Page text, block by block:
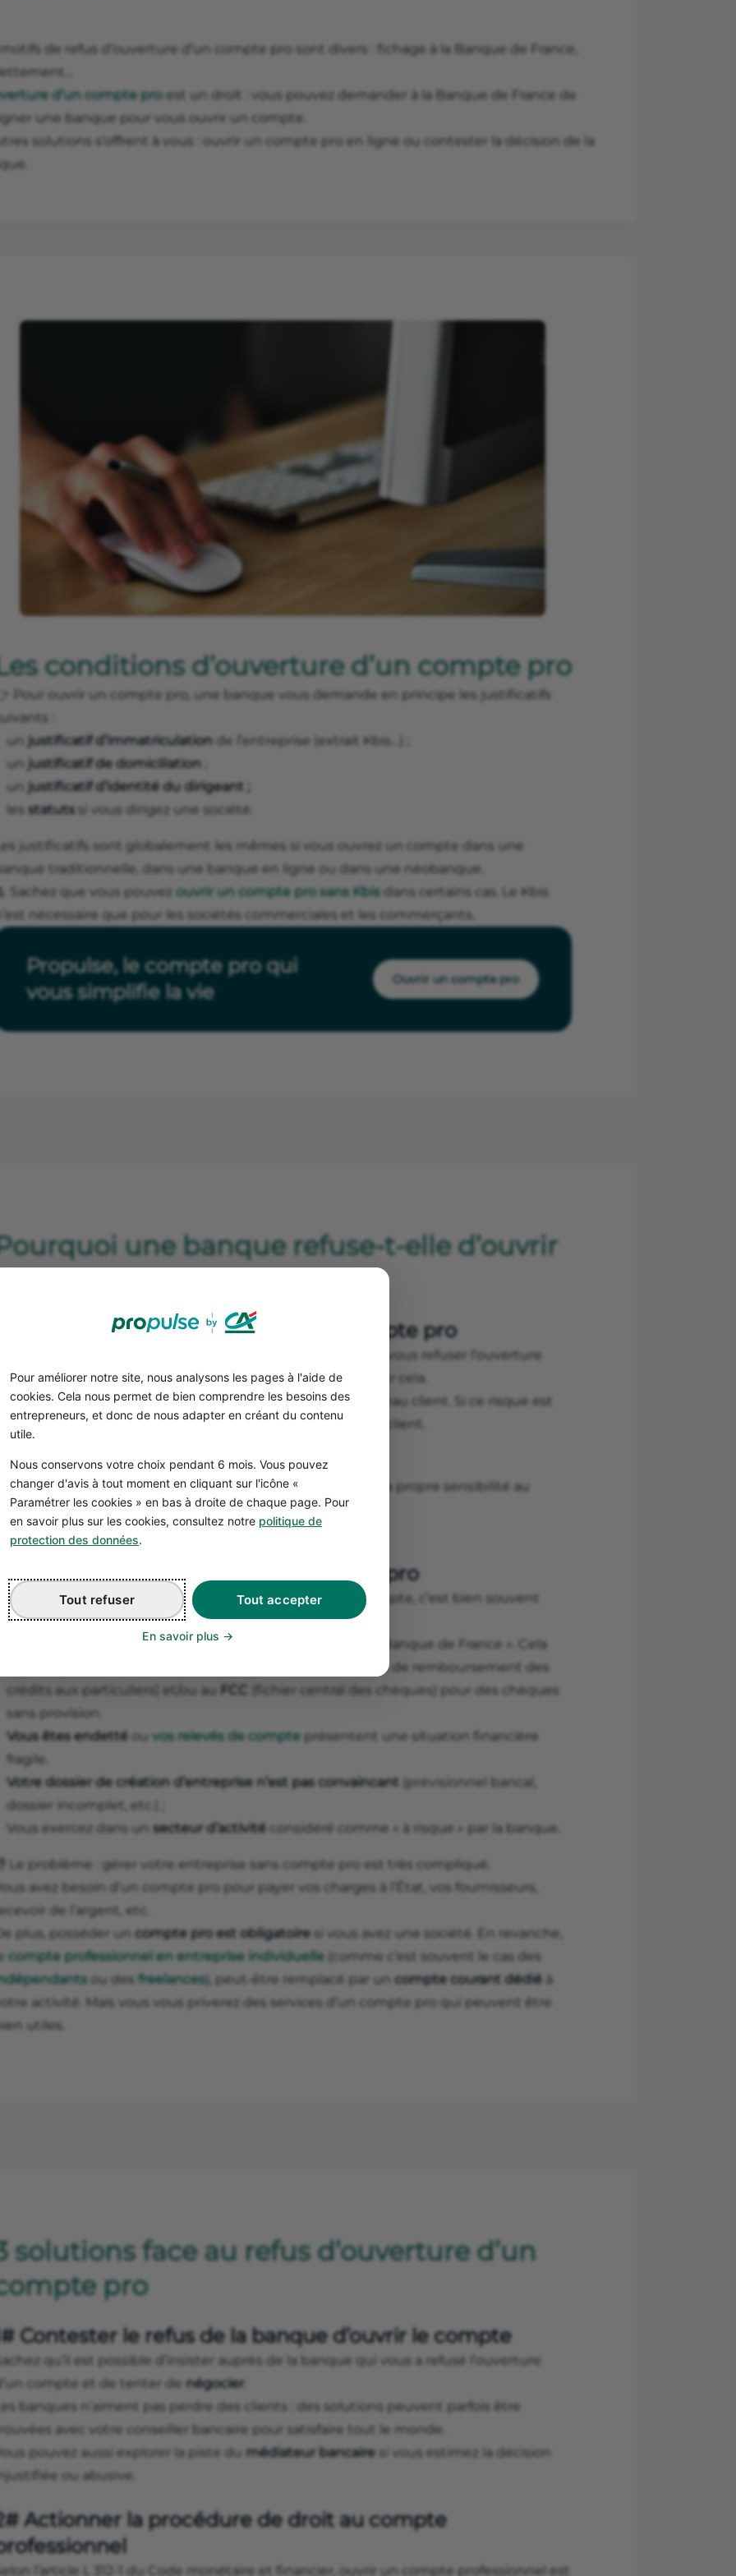
Pour améliorer notre site, nous analysons les pages à l'aide de
cookies. Cela nous permet de bien comprendre les besoins des
entrepreneurs, et donc de nous adapter en créant du contenu
utile.
Nous conservons votre choix pendant 6 mois. Vous pouvez
changer d'avis à tout moment en cliquant sur l'icône «
Paramétrer les cookies » en bas à droite de chaque page. Pour
en savoir plus sur les cookies, consultez notre politique de
protection des données.
Tout accepter
Tout refuser
En savoir plus
de refus d’ouverture d’un compte pro sont divers : fichage à la Banque de France,
d’un compte proest un droit : vous pouvez demander à la Banque de France de
une banque pour vous ouvrir un compte.
solutions s’offrent à vous : ouvrir un compte pro en ligne ou contester la décision de la
conditions d’ouverture d’un compte pro
Pour ouvrir un compte pro, une banque vous demande en principe les justificatifs
:
un justificatif d’immatriculation de l’entreprise (extrait Kbis…) ;
un justificatif de domiciliation
un justificatif d’identité du dirigeant ;
les statutssi vous dirigez une société.
justificatifs sont globalement les mêmes si vous ouvrez un compte dans une
traditionnelle, dans une banque en ligne ou dans une néobanque.
Sachez que vous pouvez ouvrir un compte pro sans Kbisdans certains cas. Le Kbis
nécessaire que pour les sociétés commerciales et les commerçants.
Propulse, le compte pro qui
vous simplifie la vie
Ouvrir un compte pro
une banque refuse-t-elle d’ouvrir
droit de refuser l’ouverture d’un compte pro
de vous refuser l’ouverture
compte. Elle n’a pas à justifier de raison particulière pour cela.
? Les banques évaluent le risque de chaque nouveau client. Si ce risque est
grand, elle préfère tout simplement ne pas accepter le client.
Bon à savoir
Chaque banque dispose de ses propres critères et de sa propre sensibilité au
risque d’insolvabilitéde ses potentiels clients.
raisons du refus d’ouvrir un compte pro
pratique, si une banque vous refuse l’ouverture d’un compte, c’est bien souvent
l’une des raisons suivantes :
interdit bancaire: en clair, vous êtes « fiché à la Banque de France ». Cela
(fichier des incidents de remboursement des
crédits aux particuliers) et/ou au FCC
(fichier central des chèques) pour des chèques
sans provision.
Vous êtes endetté ou vos relevés de compte présentent une situation financière
fragile.
Votre dossier de création d’entreprise n’est pas convaincant (prévisionnel bancal,
dossier incomplet, etc.) ;
Vous exercez dans un secteur d’activité considéré comme « à risque » par la banque.
Le problème : gérer votre entreprise sans compte pro est très compliqué.
avez besoin d’un compte pro pour payer vos charges à l’État, vos fournisseurs,
de l’argent, etc.
plus, posséder un compte pro est obligatoire si vous avez une société. En revanche,
compte professionnel en entreprise individuelle (comme c’est souvent le cas des
ou des freelances), peut-être remplacé par un compte courant dédié à
activité. Mais vous vous priverez des services d’un compte pro qui peuvent être
utiles.
solutions face au refus d’ouverture d’un
pro
Contester le refus de la banque d’ouvrir le compte
qu’il est possible d’insister auprès de la banque qui vous a refusé l’ouverture
compte et de tenter de négocier
banques n’aiment pas perdre des clients : des solutions peuvent parfois être
avec votre conseiller bancaire pour satisfaire tout le monde.
pouvez aussi explorer la piste du médiateur bancaire si vous estimez la décision
ou abusive.
Actionner la procédure de droit au compte
l’article L 312-1 du Code monétaire et financier, ouvrir un compte professionnel est